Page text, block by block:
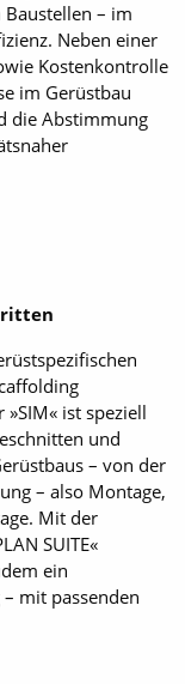
– im
Neben einer
Kostenkontrolle
im Gerüstbau
die Abstimmung
ist speziell
und
– von der
– also Montage,
Mit der
SUITE«
ein
mit passenden